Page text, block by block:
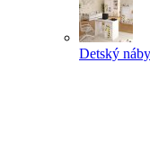
Detský